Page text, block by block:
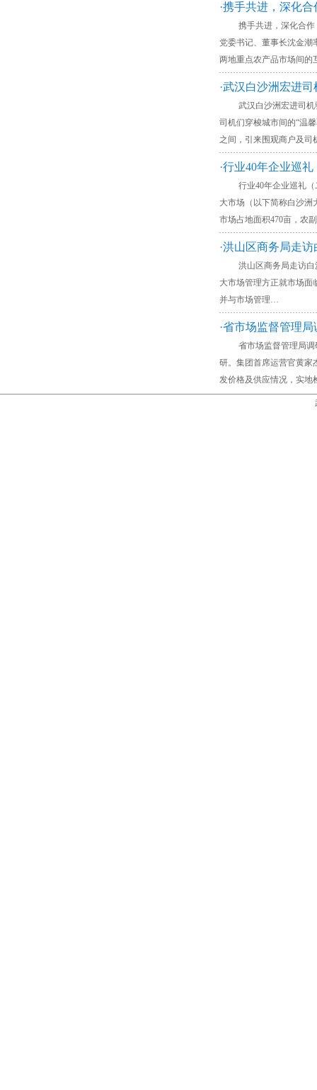
·携手共进，深化
携手共进，深化合作：
党委书记、董事长沈金潮
两地重点农产品市场间
·武汉白沙洲宏进
武汉白沙洲宏进司机驿
司机们穿梭城市间的“温
之间，引来围观商户及
·行业40年企业巡
行业40年企业巡礼（二
大市场（以下简称白沙洲
市场占地面积470亩，农
·洪山区商务局走
洪山区商务局走访白沙
大市场管理方正就市场面
并与市场管理…
·省市场监督管理
省市场监督管理局调研
研。集团首席运营官黄家
发价格及供应情况，实